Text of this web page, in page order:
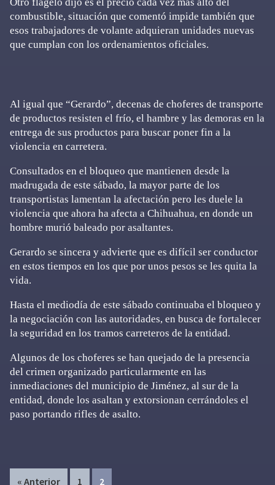
combustible, situación que comentó impide también que
esos trabajadores de volante adquieran unidades nuevas
que cumplan con los ordenamientos oficiales.
Al igual que “Gerardo”, decenas de choferes de transporte
de productos resisten el frío, el hambre y las demoras en la
entrega de sus productos para buscar poner fin a la
violencia en carretera.
Consultados en el bloqueo que mantienen desde la
madrugada de este sábado, la mayor parte de los
transportistas lamentan la afectación pero les duele la
violencia que ahora ha afecta a Chihuahua, en donde un
hombre murió baleado por asaltantes.
Gerardo se sincera y advierte que es difícil ser conductor
en estos tiempos en los que por unos pesos se les quita la
vida.
Hasta el mediodía de este sábado continuaba el bloqueo y
la negociación con las autoridades, en busca de fortalecer
la seguridad en los tramos carreteros de la entidad.
Algunos de los choferes se han quejado de la presencia
del crimen organizado particularmente en las
inmediaciones del municipio de Jiménez, al sur de la
entidad, donde los asaltan y extorsionan cerrándoles el
paso portando rifles de asalto.
« Anterior Page
1 Page
2